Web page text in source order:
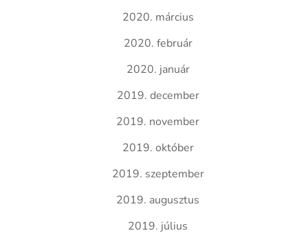
2020. március
2020. február
2020. január
2019. december
2019. november
2019. október
2019. szeptember
2019. augusztus
2019. július